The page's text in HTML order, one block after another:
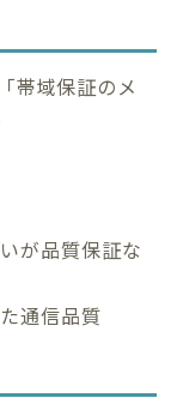
帯域保証のメ
が品質保証な
通信品質